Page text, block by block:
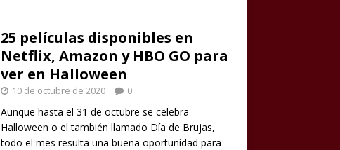
25 películas disponibles en
Netflix, Amazon y HBO GO para
ver en Halloween
10 de octubre de 2020 0
Aunque hasta el 31 de octubre se celebra
Halloween o el también llamado Día de Brujas,
todo el mes resulta una buena oportunidad para